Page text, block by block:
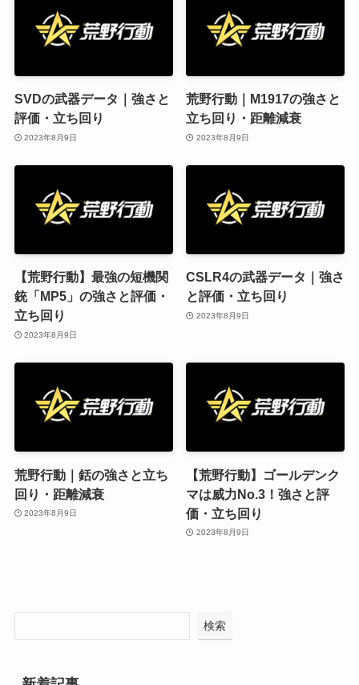
SVDの武器データ｜強さと
評価・立ち回り
2023年8月9日
荒野行動｜M1917の強さと
立ち回り・距離減衰
2023年8月9日
【荒野行動】最強の短機関
銃「MP5」の強さと評価・
立ち回り
2023年8月9日
CSLR4の武器データ｜強さ
と評価・立ち回り
2023年8月9日
荒野行動｜銛の強さと立ち
回り・距離減衰
2023年8月9日
【荒野行動】ゴールデンク
マは威力No.3！強さと評
価・立ち回り
2023年8月9日
検索